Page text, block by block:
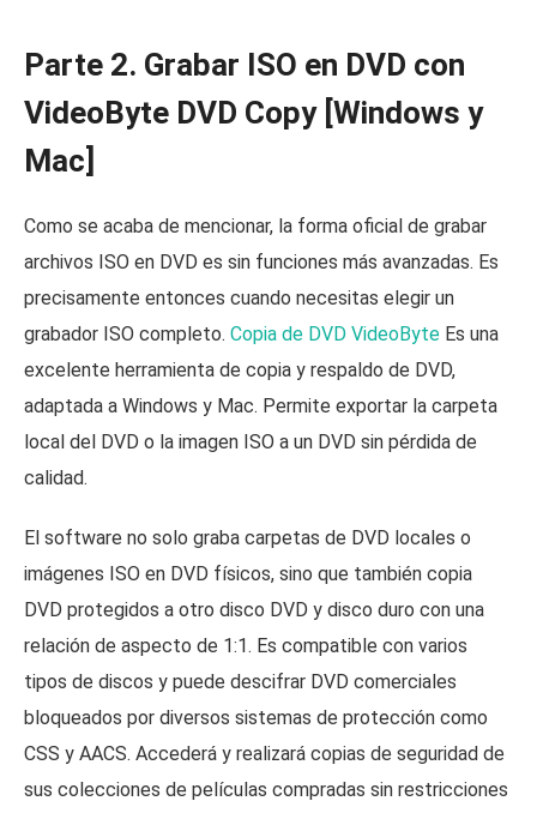
Parte 2. Grabar ISO en DVD con
VideoByte DVD Copy [Windows y
Mac]
Como se acaba de mencionar, la forma oficial de grabar
archivos ISO en DVD es sin funciones más avanzadas. Es
precisamente entonces cuando necesitas elegir un
grabador ISO completo. Copia de DVD VideoByte Es una
excelente herramienta de copia y respaldo de DVD,
adaptada a Windows y Mac. Permite exportar la carpeta
local del DVD o la imagen ISO a un DVD sin pérdida de
calidad.
El software no solo graba carpetas de DVD locales o
imágenes ISO en DVD físicos, sino que también copia
DVD protegidos a otro disco DVD y disco duro con una
relación de aspecto de 1:1. Es compatible con varios
tipos de discos y puede descifrar DVD comerciales
bloqueados por diversos sistemas de protección como
CSS y AACS. Accederá y realizará copias de seguridad de
sus colecciones de películas compradas sin restricciones